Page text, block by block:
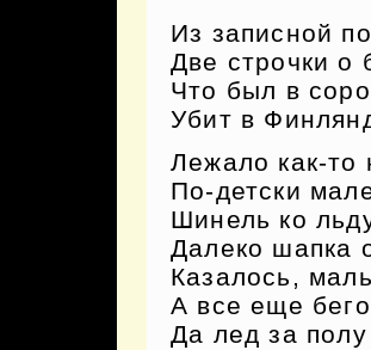
Из записной
Две строчки о
Что был в
Убит в
Лежало как-то
По-детски
Шинель ко
Далеко шапка
Казалось,
А все еще
Да лед за